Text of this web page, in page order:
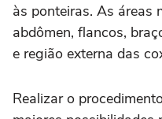
às ponteiras. As áreas
abdômen, flancos,
e região externa das
Realizar o